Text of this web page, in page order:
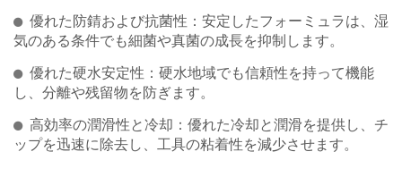
優れた防錆および抗菌性：安定したフォーミュラは、湿
気のある条件でも細菌や真菌の成長を抑制します。
優れた硬水安定性：硬水地域でも信頼性を持って機能
し、分離や残留物を防ぎます。
高効率の潤滑性と冷却：優れた冷却と潤滑を提供し、チ
ップを迅速に除去し、工具の粘着性を減少させます。